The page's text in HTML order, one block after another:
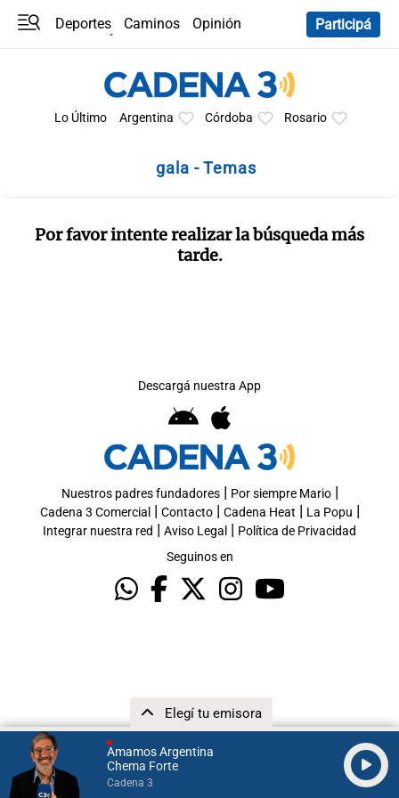
Amamos Argentina
Chema Forte
Cadena 3
Elegí tu emisora
Deportes Caminos
Opinión
Participá
Lo Último Argentina Córdoba Rosario
gala - Temas
Por favor intente realizar la búsqueda más
tarde.
Descargá nuestra App
Nuestros padres fundadores| Por siempre Mario|
Cadena 3 Comercial | Contacto| Cadena Heat | La Popu |
Integrar nuestra red | Aviso Legal | Política de Privacidad
Seguinos en